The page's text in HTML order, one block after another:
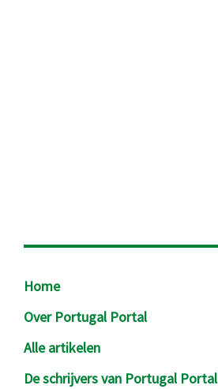
Footer
Home
Over Portugal Portal
Alle artikelen
De schrijvers van Portugal Portal